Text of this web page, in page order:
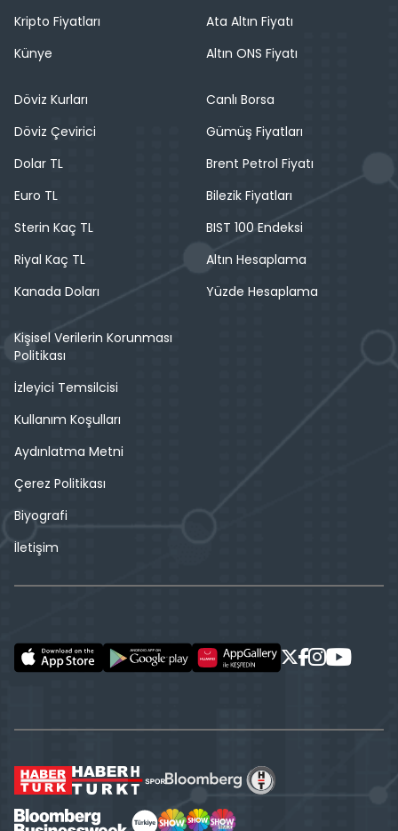
Kripto Fiyatları
Künye
Ata Altın Fiyatı
Altın ONS Fiyatı
Döviz Kurları
Döviz Çevirici
Dolar TL
Euro TL
Sterin Kaç TL
Riyal Kaç TL
Kanada Doları
Canlı Borsa
Gümüş Fiyatları
Brent Petrol Fiyatı
Bilezik Fiyatları
BIST 100 Endeksi
Altın Hesaplama
Yüzde Hesaplama
Kişisel Verilerin Korunması
Politikası
İzleyici Temsilcisi
Kullanım Koşulları
Aydınlatma Metni
Çerez Politikası
Biyografi
İletişim